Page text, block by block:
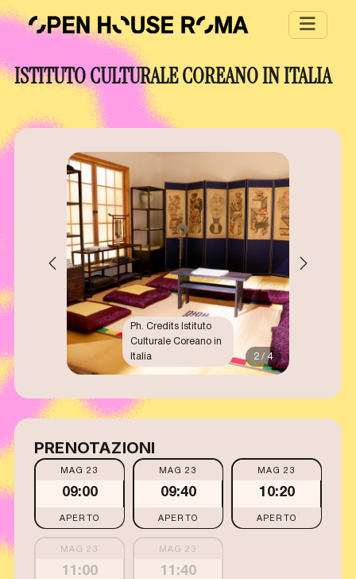
Salta al contenuto principale
ISTITUTO CULTURALE COREANO IN ITALIA
2 / 4
Ph. Credits Istituto
Culturale Coreano in
Italia
PRENOTAZIONI
MAG 23
09:00
APERTO
MAG 23
09:40
APERTO
MAG 23
10:20
APERTO
MAG 23
11:00
MAG 23
11:40